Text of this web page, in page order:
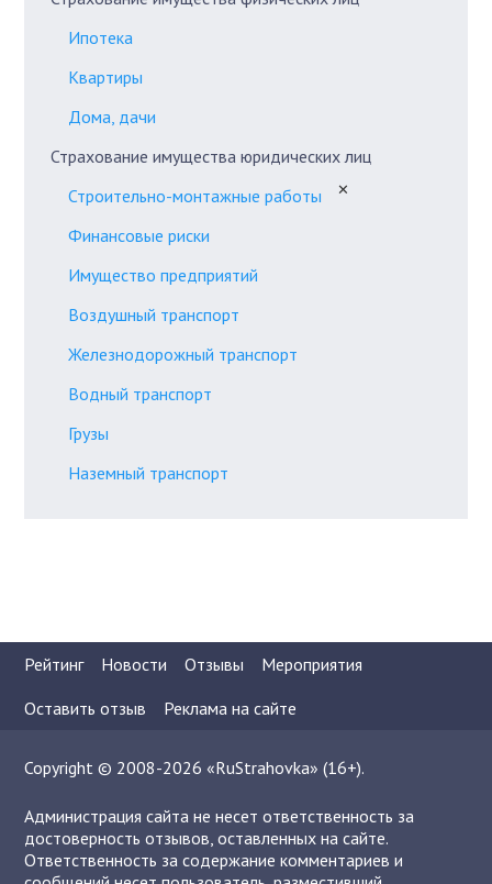
Ипотека
Квартиры
Дома, дачи
Страхование имущества юридических лиц
Строительно-монтажные работы
✕
Финансовые риски
Имущество предприятий
Воздушный транспорт
Железнодорожный транспорт
Водный транспорт
Грузы
Наземный транспорт
Рейтинг Новости Отзывы
Мероприятия
Оставить отзыв
Реклама на сайте
Copyright © 2008-2026 «RuStrahovka» (16+).
Администрация сайта не несет ответственность за
достоверность отзывов, оставленных на сайте.
Ответственность за содержание комментариев и